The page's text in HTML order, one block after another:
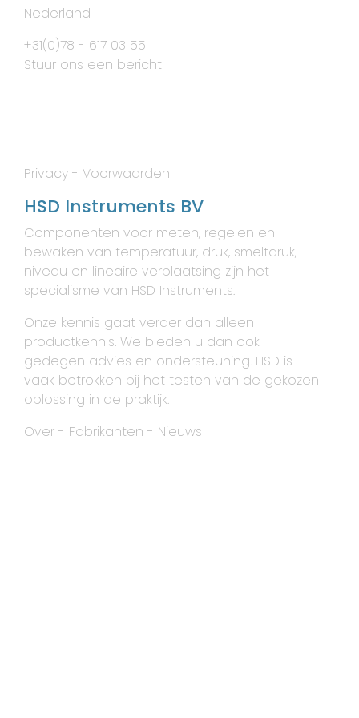
Nederland
+31(0)78 - 617 03 55
Stuur ons een bericht
Privacy - Voorwaarden
HSD Instruments BV
Componenten voor meten, regelen en
bewaken van temperatuur, druk, smeltdruk,
niveau en lineaire verplaatsing zijn het
specialisme van HSD Instruments.
Onze kennis gaat verder dan alleen
productkennis. We bieden u dan ook
gedegen advies en ondersteuning. HSD is
vaak betrokken bij het testen van de gekozen
oplossing in de praktijk.
Over - Fabrikanten - Nieuws